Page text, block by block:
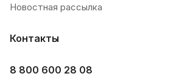
Новостная рассылка
Контакты
8 800 600 28 08